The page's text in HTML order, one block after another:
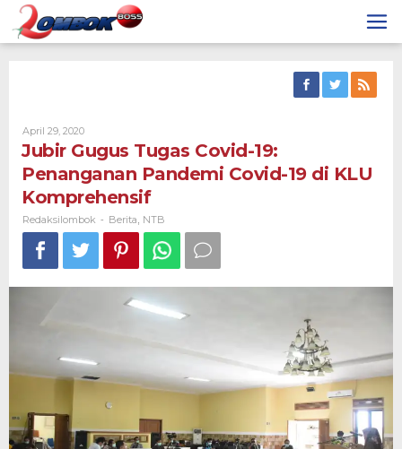
Skip
content
April 29, 2020By
Redaksilombok
Jubir Gugus Tugas Covid-19:
Penanganan Pandemi Covid-19 di KLU
Komprehensif
Redaksilombok - Berita NTB